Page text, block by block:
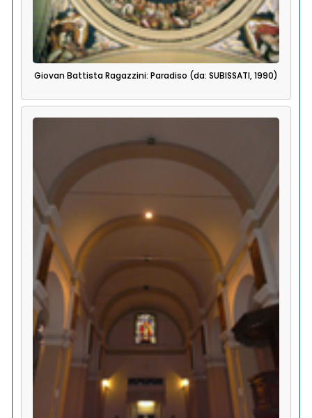
Giovan Battista Ragazzini: Paradiso (da: SUBISSATI, 1990)